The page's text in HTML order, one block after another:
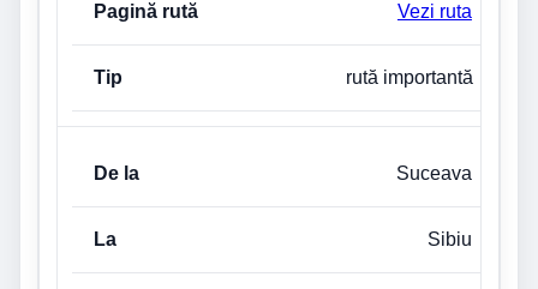
Vezi ruta
rută importantă
Suceava
Sibiu